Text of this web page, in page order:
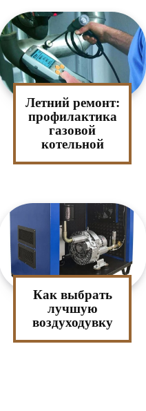
Летний ремонт:
профилактика
газовой
котельной
Как выбрать
лучшую
воздуходувку